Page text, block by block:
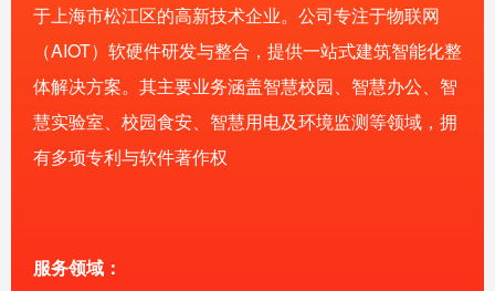
于上海市松江区的高新技术企业。公司专注于物联网
（AIOT）软硬件研发与整合，提供一站式建筑智能化整
体解决方案。其主要业务涵盖智慧校园、智慧办公、智
慧实验室、校园食安、 智慧用电及环境监测等领域，拥
有多项专利与软件著作权
服务领域：